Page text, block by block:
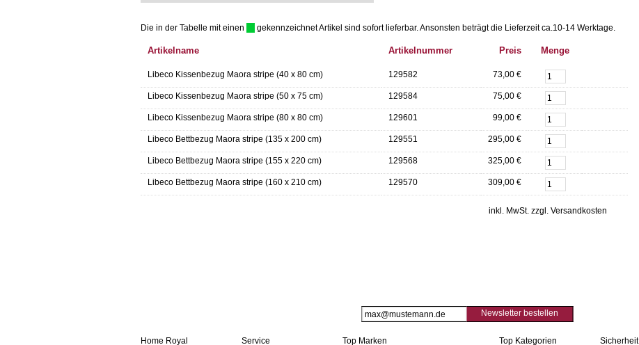
Die in der Tabelle mit einen gekennzeichnet Artikel sind sofort lieferbar.Ansonsten beträgt die Lieferzeit ca.10-14 Werktage.
Artikelname Artikelnummer Preis Menge
Libeco Kissenbezug Maora stripe (40 x 80 cm) 129582 73,00 €
Libeco Kissenbezug Maora stripe (50 x 75 cm) 129584 75,00 €
Libeco Kissenbezug Maora stripe (80 x 80 cm) 129601 99,00 €
Libeco Bettbezug Maora stripe (135 x 200 cm) 129551 295,00 €
Libeco Bettbezug Maora stripe (155 x 220 cm) 129568 325,00 €
Libeco Bettbezug Maora stripe (160 x 210 cm) 129570 309,00 €
inkl. MwSt. zzgl. Versandkosten
Newsletter bestellen
Home Royal Service Top Marken Top Kategorien Sicherheit